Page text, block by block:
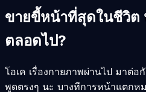
ขายขี้หน้าที่สุดในชีวิต
ตลอดไป?
โอเค เรื่องกายภาพผ่านไป มาต่อ
พูดตรงๆ นะ บางทีการหน้าแตกห